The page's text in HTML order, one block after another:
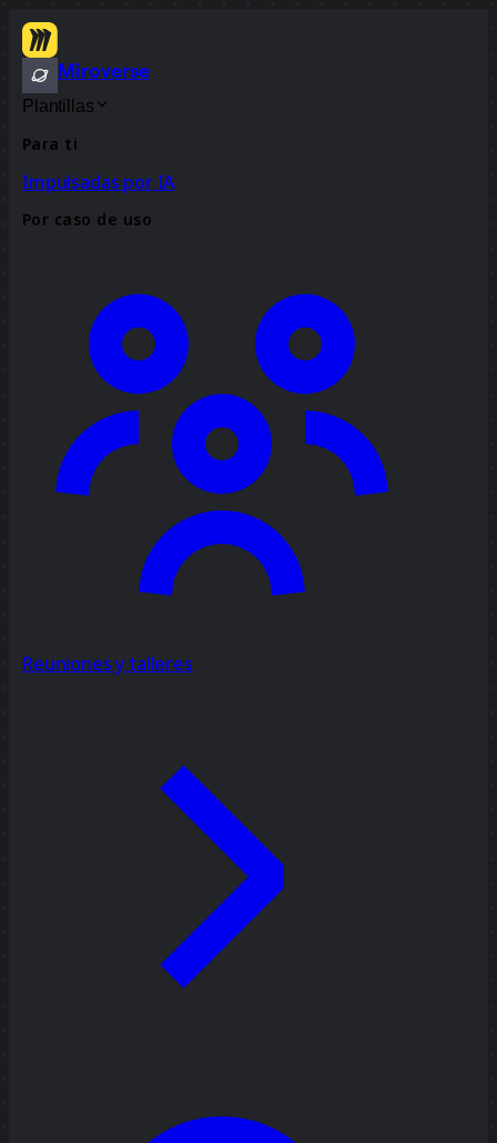
Miroverse
Plantillas
Para ti
Impulsadas por IA
Por caso de uso
Reuniones y talleres